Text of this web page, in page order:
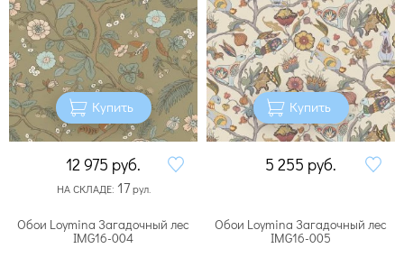
Купить
12 975 руб.
НА СКЛАДЕ: 17рул.
Купить
5 255 руб.
Обои Loymina Загадочный лес
IMG16-004
Обои Loymina Загадочный лес
IMG16-005